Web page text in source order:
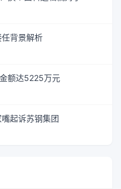
任背景解析
额达5225万元
起诉苏钢集团